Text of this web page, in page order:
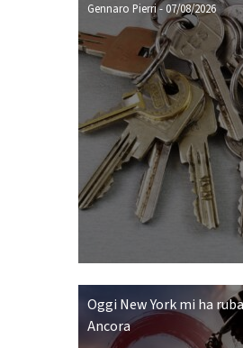
Gennaro Pierri- 07/08/2026
Oggi New York mi ha
Ancora